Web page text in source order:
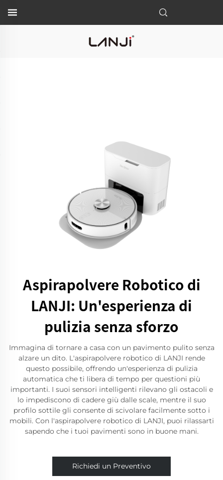
Aspirapolvere Robotico di
LANJI: Un'esperienza di
pulizia senza sforzo
Immagina di tornare a casa con un pavimento pulito senza
alzare un dito. L'aspirapolvere robotico di LANJI rende
questo possibile, offrendo un'esperienza di pulizia
automatica che ti libera di tempo per questioni più
importanti. I suoi sensori intelligenti rilevano gli ostacoli e
lo impediscono di cadere giù dalle scale, mentre il suo
profilo sottile gli consente di scivolare facilmente sotto i
mobili. Con l'aspirapolvere robotico di LANJI, puoi rilassarti
sapendo che i tuoi pavimenti sono in buone mani.
Richiedi un Preventivo